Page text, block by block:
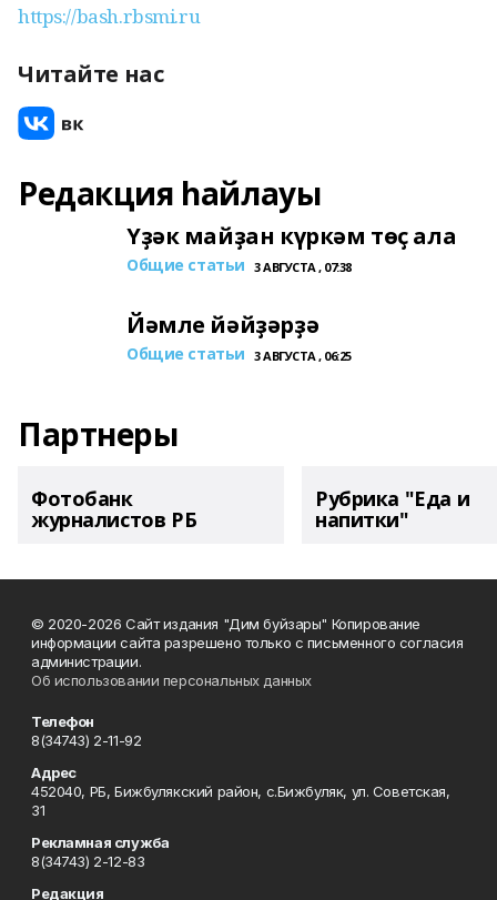
https://bash.rbsmi.ru
Читайте нас
Редакция һайлауы
Үҙәк майҙан күркәм төҫ ала
Общие статьи 3 АВГУСТА , 07:38
Йәмле йәйҙәрҙә
Общие статьи 3 АВГУСТА , 06:25
Партнеры
Фотобанк
журналистов РБ
Рубрика "Еда и
напитки"
© 2020-2026 Сайт издания "Дим буйзары" Копирование
информации сайта разрешено только с письменного согласия
администрации.
Об использовании персональных данных
Телефон
8(34743) 2-11-92
Адрес
452040, РБ, Бижбулякский район, с.Бижбуляк, ул. Советская,
31
Рекламная служба
8(34743) 2-12-83
Редакция